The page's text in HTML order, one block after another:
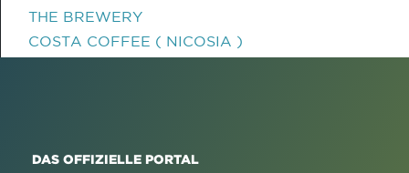
THE BREWERY
COSTA COFFEE ( NICOSIA )
DAS OFFIZIELLE PORTAL